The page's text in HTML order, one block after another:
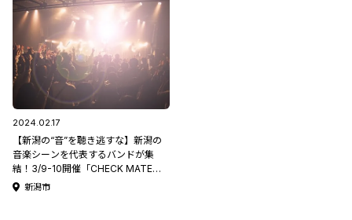
2024.02.17
【新潟の“音”を聴き逃すな】新潟の
音楽シーンを代表するバンドが集
結！3/9-10開催「CHECK MATE
2024」at 新潟LOTS
新潟市